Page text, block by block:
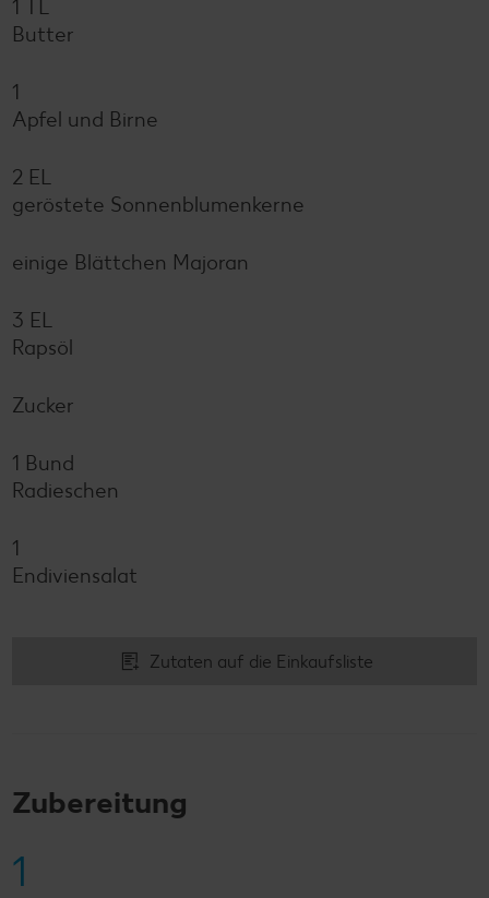
1 TL
Butter
1
Apfel und Birne
2 EL
geröstete Sonnenblumenkerne
einige Blättchen Majoran
3 EL
Rapsöl
Zucker
1 Bund
Radieschen
1
Endiviensalat
Zutaten auf die Einkaufsliste
Zubereitung
1